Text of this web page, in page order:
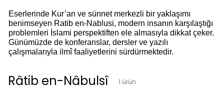
Eserlerinde Kur’an ve sünnet merkezli bir yaklaşımı
benimseyen Ratib en-Nablusi, modern insanın karşılaştığı
problemleri İslami perspektiften ele almasıyla dikkat çeker.
Günümüzde de konferanslar, dersler ve yazılı
çalışmalarıyla ilmî faaliyetlerini sürdürmektedir.
Râtib en-Nâbulsî 1 ürün